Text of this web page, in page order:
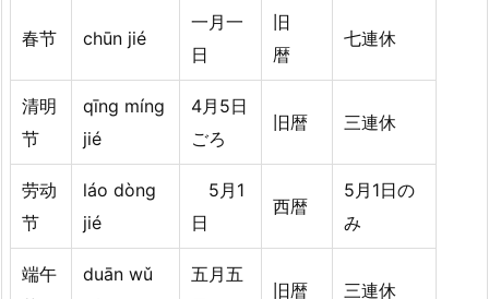
春节 chūn jié
一月一
日
旧
暦
七連休
清明
节
qīnɡ mínɡ
jié
4月5日
ごろ
旧暦 三連休
劳动
节
láo dòng
jié
5月1
日
西暦
5月1日の
み
端午
duān wǔ
五月五
旧暦 三連休